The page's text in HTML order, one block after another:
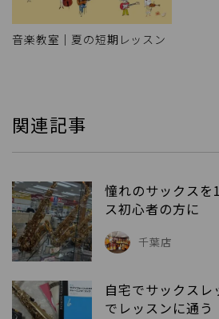
音楽教室｜夏の短期レッスン
関連記事
憧れのサックスを
ス初心者の方に
千葉店
自宅でサックスレ
でレッスンに通う